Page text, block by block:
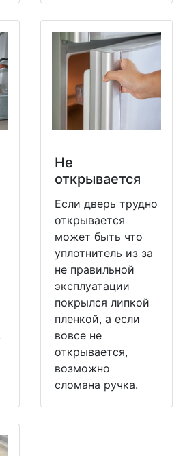
Не
открывается
Если дверь трудно
открывается
может быть что
уплотнитель из за
не правильной
эксплуатации
покрылся липкой
пленкой, а если
вовсе не
открывается,
возможно
сломана ручка.